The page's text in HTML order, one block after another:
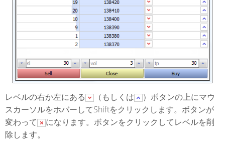
レベルの右か左にある （もしくは
）ボタンの上にマウ
スカーソルをホバーしてShiftをクリックします。ボタンが
変わって
になります。ボタンをクリックしてレベルを削
除します。